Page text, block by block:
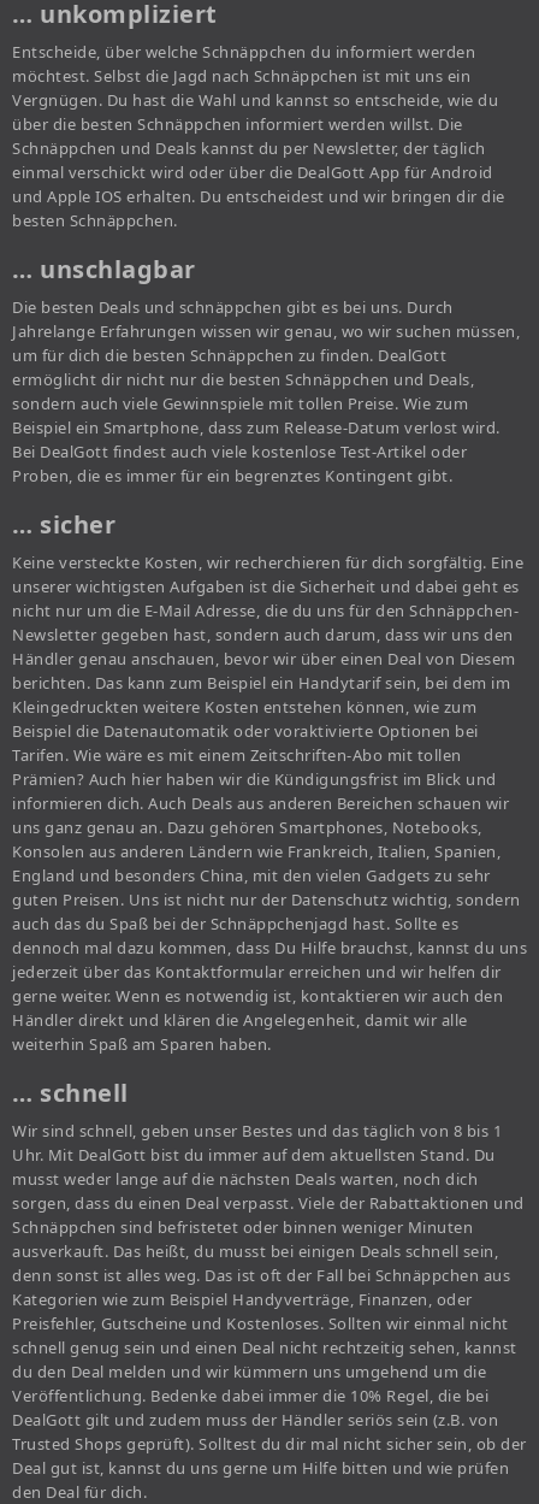
… unkompliziert
Entscheide, über welche Schnäppchen du informiert werden
möchtest. Selbst die Jagd nach Schnäppchen ist mit uns ein
Vergnügen. Du hast die Wahl und kannst so entscheide, wie du
über die besten Schnäppchen informiert werden willst. Die
Schnäppchen und Deals kannst du per Newsletter, der täglich
einmal verschickt wird oder über die DealGott App für Android
und Apple IOS erhalten. Du entscheidest und wir bringen dir die
besten Schnäppchen.
… unschlagbar
Die besten Deals und schnäppchen gibt es bei uns. Durch
Jahrelange Erfahrungen wissen wir genau, wo wir suchen müssen,
um für dich die besten Schnäppchen zu finden. DealGott
ermöglicht dir nicht nur die besten Schnäppchen und Deals,
sondern auch viele Gewinnspiele mit tollen Preise. Wie zum
Beispiel ein Smartphone, dass zum Release-Datum verlost wird.
Bei DealGott findest auch viele kostenlose Test-Artikel oder
Proben, die es immer für ein begrenztes Kontingent gibt.
… sicher
Keine versteckte Kosten, wir recherchieren für dich sorgfältig. Eine
unserer wichtigsten Aufgaben ist die Sicherheit und dabei geht es
nicht nur um die E-Mail Adresse, die du uns für den Schnäppchen-
Newsletter gegeben hast, sondern auch darum, dass wir uns den
Händler genau anschauen, bevor wir über einen Deal von Diesem
berichten. Das kann zum Beispiel ein Handytarif sein, bei dem im
Kleingedruckten weitere Kosten entstehen können, wie zum
Beispiel die Datenautomatik oder voraktivierte Optionen bei
Tarifen. Wie wäre es mit einem Zeitschriften-Abo mit tollen
Prämien? Auch hier haben wir die Kündigungsfrist im Blick und
informieren dich. Auch Deals aus anderen Bereichen schauen wir
uns ganz genau an. Dazu gehören Smartphones, Notebooks,
Konsolen aus anderen Ländern wie Frankreich, Italien, Spanien,
England und besonders China, mit den vielen Gadgets zu sehr
guten Preisen. Uns ist nicht nur der Datenschutz wichtig, sondern
auch das du Spaß bei der Schnäppchenjagd hast. Sollte es
dennoch mal dazu kommen, dass Du Hilfe brauchst, kannst du uns
jederzeit über das Kontaktformular erreichen und wir helfen dir
gerne weiter. Wenn es notwendig ist, kontaktieren wir auch den
Händler direkt und klären die Angelegenheit, damit wir alle
weiterhin Spaß am Sparen haben.
… schnell
Wir sind schnell, geben unser Bestes und das täglich von 8 bis 1
Uhr. Mit DealGott bist du immer auf dem aktuellsten Stand. Du
musst weder lange auf die nächsten Deals warten, noch dich
sorgen, dass du einen Deal verpasst. Viele der Rabattaktionen und
Schnäppchen sind befristetet oder binnen weniger Minuten
ausverkauft. Das heißt, du musst bei einigen Deals schnell sein,
denn sonst ist alles weg. Das ist oft der Fall bei Schnäppchen aus
Kategorien wie zum Beispiel Handyverträge, Finanzen, oder
Preisfehler, Gutscheine und Kostenloses. Sollten wir einmal nicht
schnell genug sein und einen Deal nicht rechtzeitig sehen, kannst
du den Deal melden und wir kümmern uns umgehend um die
Veröffentlichung. Bedenke dabei immer die 10% Regel, die bei
DealGott gilt und zudem muss der Händler seriös sein (z.B. von
Trusted Shops geprüft). Solltest du dir mal nicht sicher sein, ob der
Deal gut ist, kannst du uns gerne um Hilfe bitten und wie prüfen
den Deal für dich.